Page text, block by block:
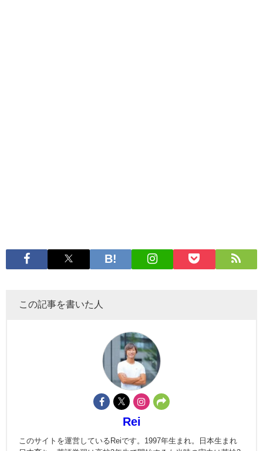
この記事を書いた人
Rei
このサイトを運営しているReiです。1997年生まれ。日本生まれ